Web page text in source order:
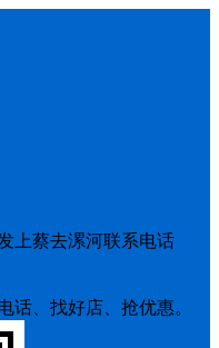
上蔡去漯河联系电话
话、找好店、抢优惠。